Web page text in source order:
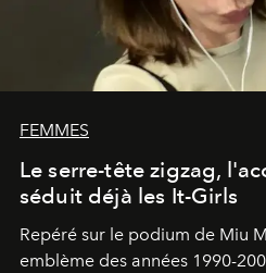
FEMMES
Le serre-tête zigzag,
séduit déjà les It-Girls
Repéré sur le podium de Miu
emblème des années 1990-